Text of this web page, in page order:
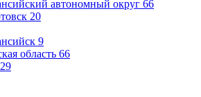
автономный округ 66
20
9
область 66
29